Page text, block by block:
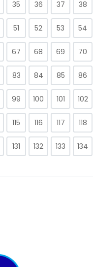
35 36 37 38
51 52 53 54
67 68 69 70
83 84 85 86
99 100 101 102
115 116 117 118
131 132 133 134